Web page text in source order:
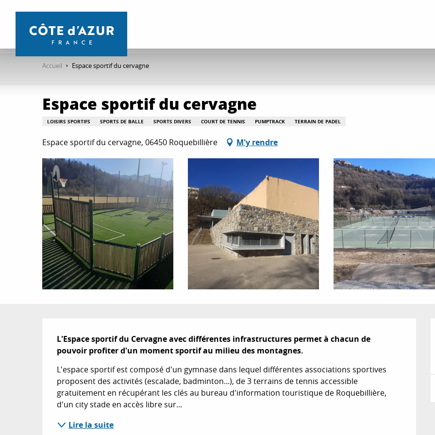
contenu
Accueil Espace sportif du cervagne
Espace sportif du cervagne
LOISIRS SPORTIFS SPORTS DE BALLE SPORTS DIVERS COURT DE TENNIS PUMPTRACK TERRAIN DE PADEL
Espace sportif du cervagne, 06450 Roquebillière M'y rendre
Description
L'Espace sportif du Cervagne avec différentes infrastructures permet à chacun de
pouvoir profiter d'un moment sportif au milieu des montagnes.
L'espace sportif est composé d'un gymnase dans lequel différentes associations sportives
proposent des activités (escalade, badminton...), de 3 terrains de tennis accessible
gratuitement en récupérant les clés au bureau d'information touristique de Roquebillière,
d'un city stade en accès libre sur...
Lire la suite